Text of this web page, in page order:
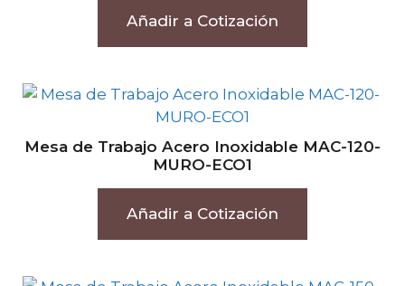
Añadir a Cotización
Mesa de Trabajo Acero Inoxidable MAC-120-
MURO-ECO1
Añadir a Cotización